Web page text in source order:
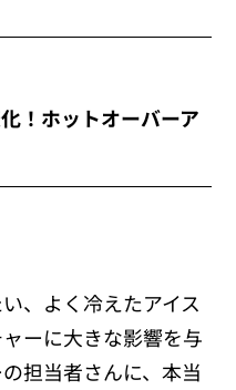
！ホットオーバーア
、よく冷えたアイス
ーに大きな影響を与
担当者さんに、本当